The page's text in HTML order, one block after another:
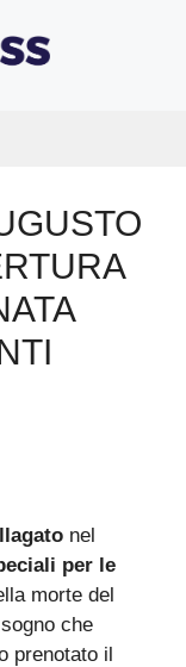
nel
per le
morte del
che
prenotato il